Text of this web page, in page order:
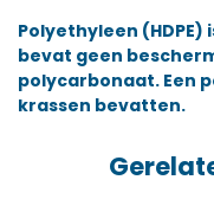
Polyethyleen
bevat geen
polycarbonaat. Een
krassen bevatten.